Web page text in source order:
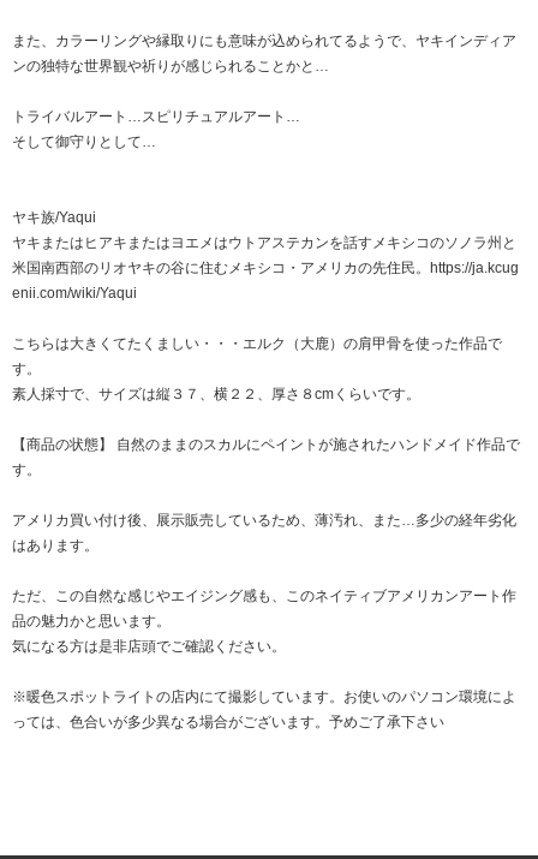
また、カラーリングや縁取りにも意味が込められてるようで、ヤキインディア
ンの独特な世界観や祈りが感じられることかと…
トライバルアート…スピリチュアルアート…
そして御守りとして…
ヤキ族/Yaqui
ヤキまたはヒアキまたはヨエメはウトアステカンを話すメキシコのソノラ州と
米国南西部のリオヤキの谷に住むメキシコ・アメリカの先住民。https://ja.kcug
enii.com/wiki/Yaqui
こちらは大きくてたくましい・・・エルク（大鹿）の肩甲骨を使った作品で
す。
素人採寸で、サイズは縦３７、横２２、厚さ８cmくらいです。
【商品の状態】 自然のままのスカルにペイントが施されたハンドメイド作品で
す。
アメリカ買い付け後、展示販売しているため、薄汚れ、また…多少の経年劣化
はあります。
ただ、この自然な感じやエイジング感も、このネイティブアメリカンアート作
品の魅力かと思います。
気になる方は是非店頭でご確認ください。
※暖色スポットライトの店内にて撮影しています。お使いのパソコン環境によ
っては、色合いが多少異なる場合がございます。予めご了承下さい